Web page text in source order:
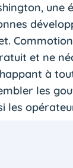
une
et ne
à
les
les